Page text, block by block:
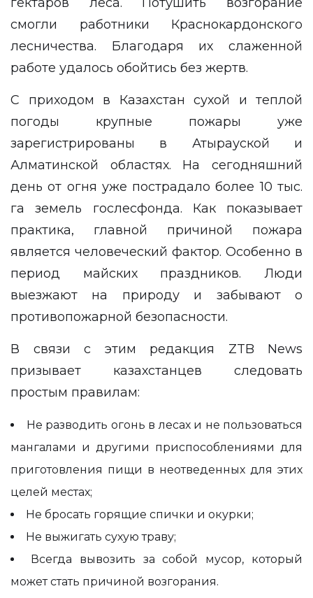
смогли работники Краснокардонского
лесничества. Благодаря их слаженной
работе удалось обойтись без жертв.
С приходом в Казахстан сухой и теплой
погоды крупные пожары уже
зарегистрированы в Атырауской и
Алматинской областях. На сегодняшний
день от огня уже пострадало более 10 тыс.
га земель гослесфонда. Как показывает
практика, главной причиной пожара
является человеческий фактор. Особенно в
период майских праздников. Люди
выезжают на природу и забывают о
противопожарной безопасности.
В связи с этим редакция ZTB News
призывает казахстанцев следовать
простым правилам:
Не разводить огонь в лесах и не пользоваться
мангалами и другими приспособлениями для
приготовления пищи в неотведенных для этих
целей местах;
Не бросать горящие спички и окурки;
Не выжигать сухую траву;
Всегда вывозить за собой мусор, который
может стать причиной возгорания.